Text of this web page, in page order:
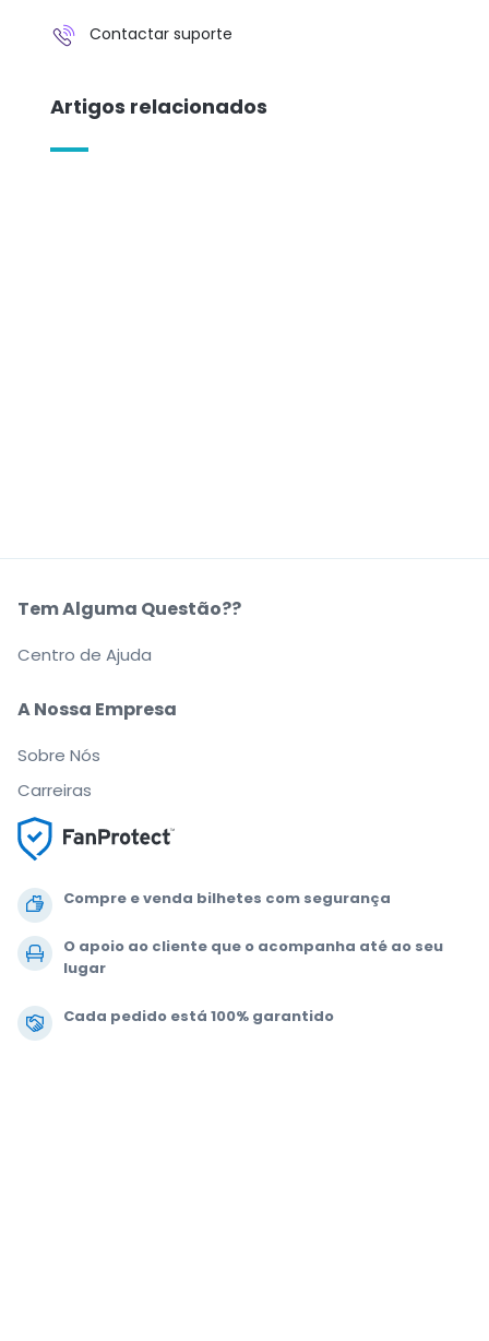
Contactar suporte
Artigos relacionados
Compre e venda bilhetes com segurança
O apoio ao cliente que o acompanha até ao seu
lugar
Cada pedido está 100% garantido
A Nossa Empresa
Sobre Nós
Carreiras
Tem Alguma Questão??
Centro de Ajuda